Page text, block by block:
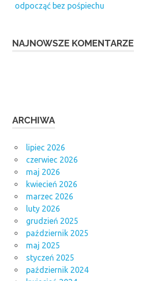
odpocząć bez pośpiechu
NAJNOWSZE KOMENTARZE
ARCHIWA
lipiec 2026
czerwiec 2026
maj 2026
kwiecień 2026
marzec 2026
luty 2026
grudzień 2025
październik 2025
maj 2025
styczeń 2025
październik 2024